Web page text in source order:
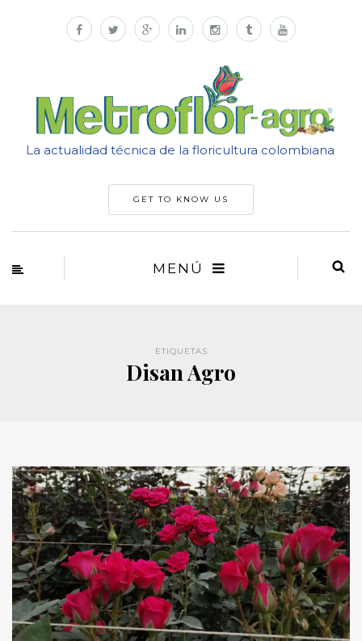
La actualidad técnica de la floricultura colombiana
GET TO KNOW US
MENÚ
ETIQUETAS
Disan Agro